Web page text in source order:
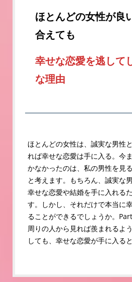
ほとんどの女性が良
合えても
幸せな恋愛を逃して
な理由
ほとんどの女性は、誠実な男性
れば幸せな恋愛は手に入る。今
かなかったのは、私の男性を見
と考えます。もちろん、誠実な
幸せな恋愛や結婚を手に入れる
す。しかし、それだけで本当に
ることができるでしょうか。
周りの人から見れば羨まれるよ
しても、幸せな恋愛が手に入る